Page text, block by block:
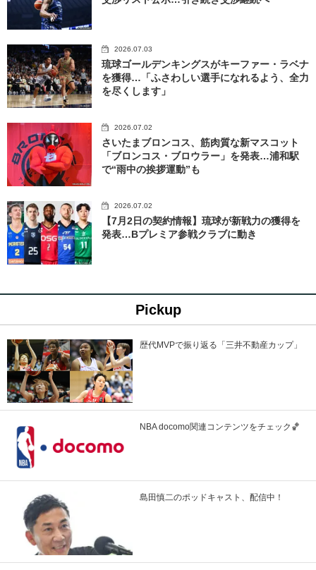
2026.07.03
琉球ゴールデンキングスがキーファー・ラベナ
を獲得…「ふさわしい選手になれるよう、全力
を尽くします」
2026.07.02
さいたまブロンコス、筋肉質な新マスコット
「ブロンコス・ブロウラー」を発表…浦和駅
で“雨中の挨拶運動”も
2026.07.02
【7月2日の契約情報】琉球が新戦力の獲得を
発表…Bプレミア参戦クラブに動き
Pickup
歴代MVPで振り返る「三井不動産カップ」
NBA docomo関連コンテンツをチェック🏀
島田慎二のポッドキャスト、配信中！